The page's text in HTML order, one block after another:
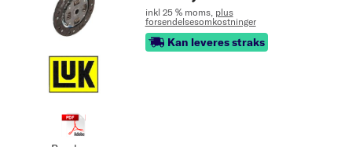
inkl 25 % moms, plus
forsendelsesomkostninger
Kan leveres straks